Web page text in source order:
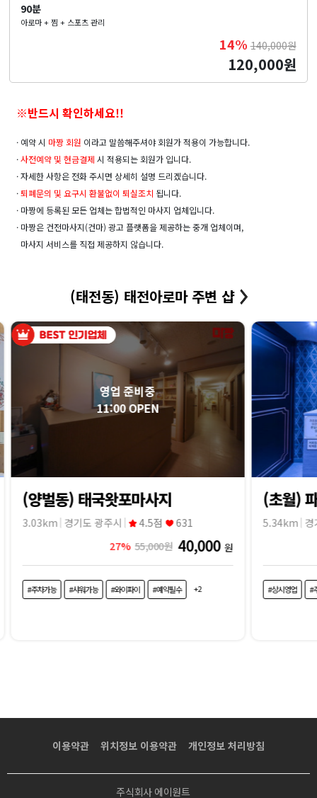
90분
아로마 + 찜 + 스포츠 관리
14% 140,000원
120,000원
※반드시 확인하세요!!
· 예약 시 마짱 회원 이라고 말씀해주셔야 회원가 적용이 가능합니다.
·사전예약 및 현금결제 시 적용되는 회원가 입니다.
· 자세한 사항은 전화 주시면 상세히 설명 드리겠습니다.
·퇴폐문의 및 요구시 환불없이 퇴실조치 됩니다.
· 마짱에 등록된 모든 업체는 합법적인 마사지 업체입니다.
· 마짱은 건전마사지(건마) 광고 플랫폼을 제공하는 중개 업체이며,
마사지 서비스를 직접 제공하지 않습니다.
(태전동) 태전아로마 주변 샵
영업 준비중
11:00 OPEN
(양벌동) 태국왓포마사지
3.03km 경기도 광주시 4.5점
631
27% 55,000원 40,000 원
#주차가능 #샤워가능 #와이파이 #예약필수 +2
(초월)
5.34km 경
#상시영업 #
이용약관 위치정보 이용약관 개인정보 처리방침
주식회사 에이원트